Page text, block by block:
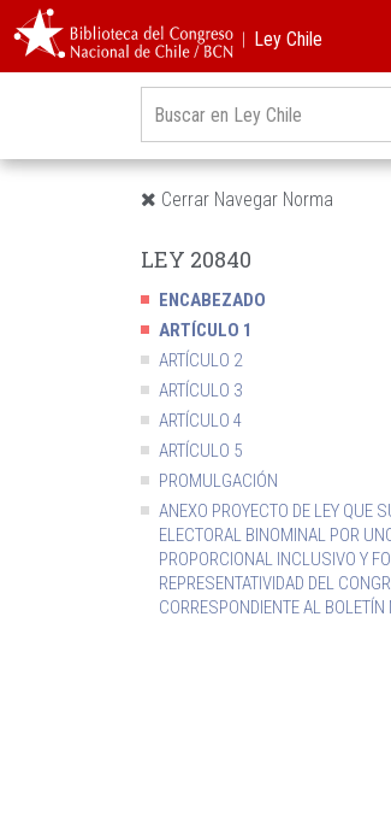
︱Ley Chile
Cerrar Navegar Norma
LEY 20840
ENCABEZADO
ARTÍCULO 1
ARTÍCULO 2
ARTÍCULO 3
ARTÍCULO 4
ARTÍCULO 5
PROMULGACIÓN
ANEXO PROYECTO DE LEY QUE
ELECTORAL BINOMINAL POR
PROPORCIONAL INCLUSIVO Y
REPRESENTATIVIDAD DEL
CORRESPONDIENTE AL